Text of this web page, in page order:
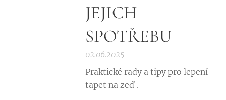
JEJICH
SPOTŘEBU
02.06.2025
Praktické rady a tipy pro lepení
tapet na zeď .